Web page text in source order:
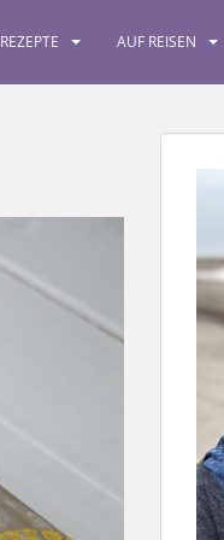
REZEPTE AUF REISEN